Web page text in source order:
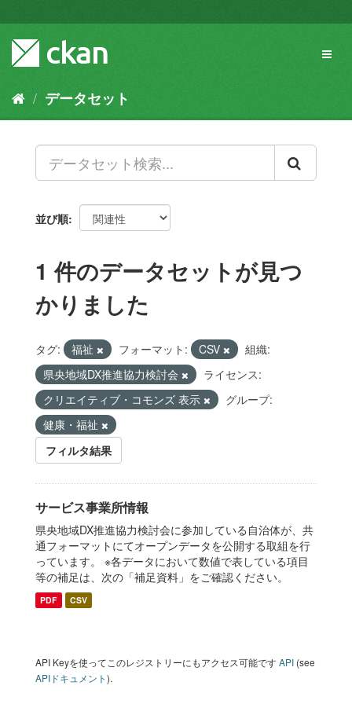
キ
容
データセット
並び順
1 件のデータセットが見つ
かりました
タグ: 福祉 フォーマット: CSV
組織:
県央地域DX推進協力検討会
ライセンス:
クリエイティブ・コモンズ 表示
グループ:
健康・福祉
フィルタ結果
サービス事業所情報
県央地域DX推進協力検討会に参加している自治体が、共
通フォーマットにてオープンデータを公開する取組を行
っています。 ※各データにおいて数値で表している項目
等の補足は、次の「補足資料」をご確認ください。
PDF CSV
API Keyを使ってこのレジストリーにもアクセス可能ですAPI (see
APIドキュメント).